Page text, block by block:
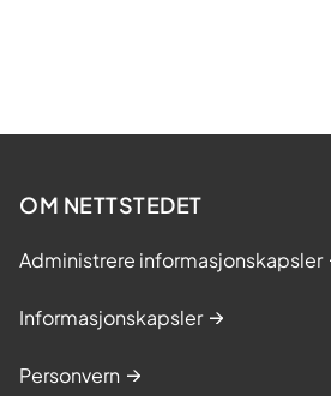
OM NETTSTEDET
Administrere informasjonskapsler
Informasjonskapsler
Personvern